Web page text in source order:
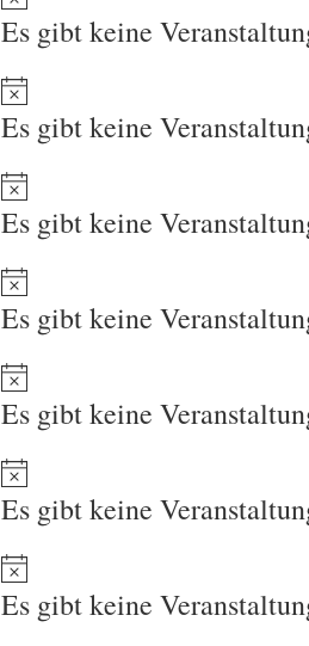
Es gibt keine
Es gibt keine
Es gibt keine
Es gibt keine
Es gibt keine
Es gibt keine
Es gibt keine